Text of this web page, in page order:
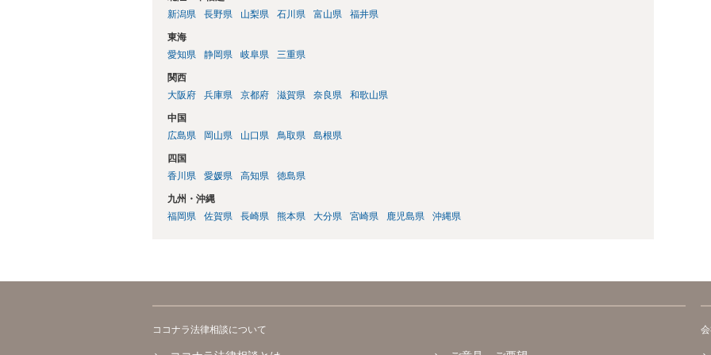
新潟県
長野県 山梨県 石川県 富山県 福井県
東海
愛知県
静岡県 岐阜県 三重県
関西
大阪府
兵庫県 京都府 滋賀県 奈良県 和歌山県
中国
広島県
岡山県 山口県 鳥取県 島根県
四国
香川県
愛媛県 高知県 徳島県
九州・沖縄
福岡県
佐賀県 長崎県 熊本県 大分県 宮崎県 鹿児島県 沖縄県
ココナラ法律相談について